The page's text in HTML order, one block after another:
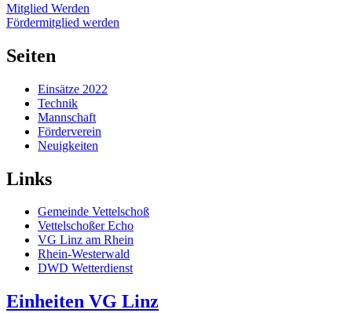
Mitglied Werden
Fördermitglied werden
Seiten
Einsätze 2022
Technik
Mannschaft
Förderverein
Neuigkeiten
Links
Gemeinde Vettelschoß
Vettelschoßer Echo
VG Linz am Rhein
Rhein-Westerwald
DWD Wetterdienst
Einheiten VG Linz